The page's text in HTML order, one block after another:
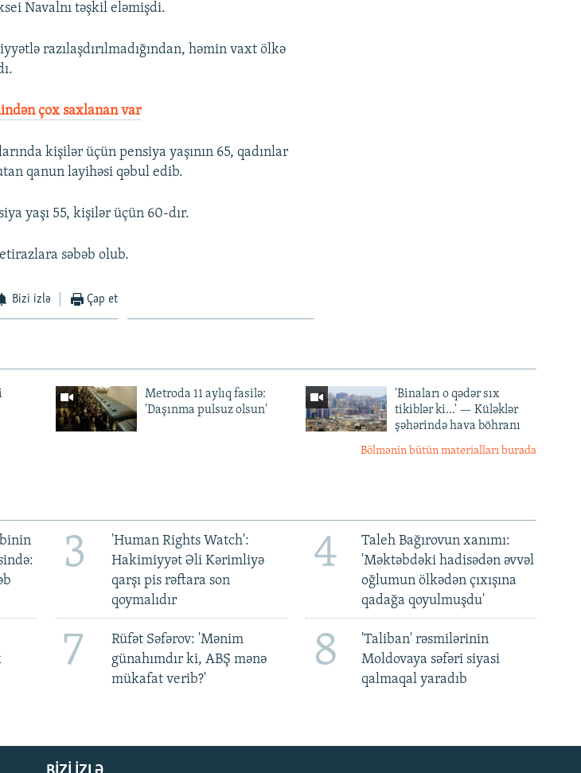
Navalnı təşkil eləmişdi.
razılaşdırılmadığından, həmin vaxt ölkə
çox saxlanan var
kişilər üçün pensiya yaşının 65, qadınlar
qanun layihəsi qəbul edib.
yaşı 55, kişilər üçün 60-dır.
səbəb olub.
Bizi izlə Çap et
Metroda 11 aylıq fasilə:
'Daşınma pulsuz olsun'
'Binaları o qədər sıx
tikiblər ki...' — Küləklər
şəhərində hava böhranı
Bölmənin bütün materialları burada
3
'Human Rights Watch':
Hakimiyyət Əli Kərimliyə
qarşı pis rəftara son
qoymalıdır
4
Taleh Bağırovun xanımı:
'Məktəbdəki hadisədən əvvəl
oğlumun ölkədən çıxışına
qadağa qoyulmuşdu'
7
Rüfət Səfərov: 'Mənim
günahımdır ki, ABŞ mənə
mükafat verib?'
8
'Taliban' rəsmilərinin
Moldovaya səfəri siyasi
qalmaqal yaradıb